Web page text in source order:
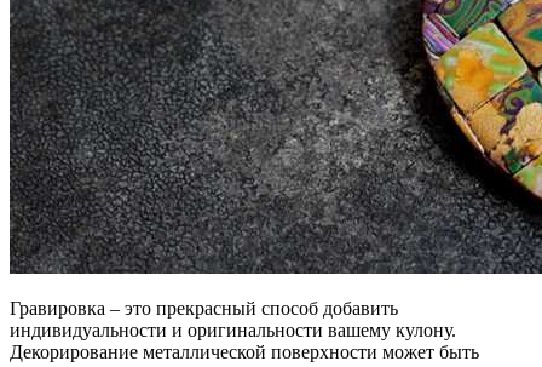
Гравировка – это прекрасный способ добавить
индивидуальности и оригинальности вашему кулону.
Декорирование металлической поверхности может быть